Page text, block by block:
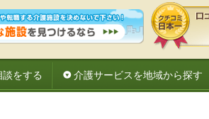
をする 介護サービスを地域から探す